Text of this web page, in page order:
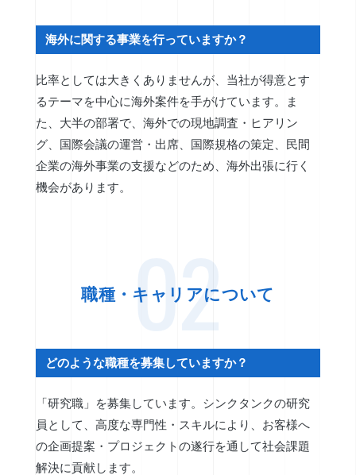
海外に関する事業を行っていますか？
比率としては大きくありませんが、当社が得意とす
るテーマを中心に海外案件を手がけています。ま
た、大半の部署で、海外での現地調査・ヒアリン
グ、国際会議の運営・出席、国際規格の策定、民間
企業の海外事業の支援などのため、海外出張に行く
機会があります。
02
職種・キャリアについて
どのような職種を募集していますか？
「研究職」を募集しています。シンクタンクの研究
員として、高度な専門性・スキルにより、お客様へ
の企画提案・プロジェクトの遂行を通して社会課題
解決に貢献します。